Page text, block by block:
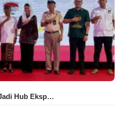
Hub Eksp…